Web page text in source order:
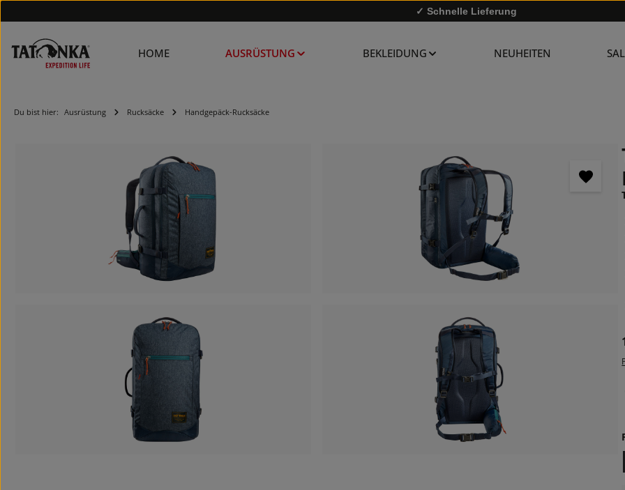
✓ Schnelle Lieferung
HOME AUSRÜSTUNG BEKLEIDUNG NEUHEITEN
Du bist hier: Ausrüstung Rucksäcke Handgepäck-Rucksäcke